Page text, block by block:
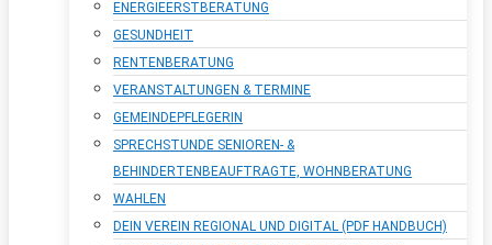
ENERGIEERSTBERATUNG
GESUNDHEIT
RENTENBERATUNG
VERANSTALTUNGEN & TERMINE
GEMEINDEPFLEGERIN
SPRECHSTUNDE SENIOREN- &
BEHINDERTENBEAUFTRAGTE, WOHNBERATUNG
WAHLEN
DEIN VEREIN REGIONAL UND DIGITAL (PDF HANDBUCH)